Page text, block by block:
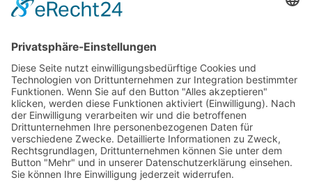
91052 Erlangen
Ansprechpartner:Dr. Laura Achtelstetter
Tel:+49 9131 611 52 82
Email:termine@nussel.eu
Nützliche Links
Datenschutzerklärung
Impressum